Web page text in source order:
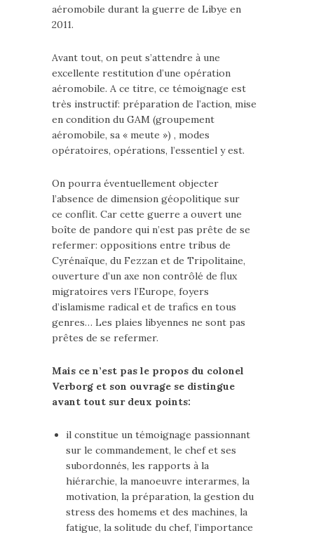
aéromobile durant la guerre de Libye en
2011.
Avant tout, on peut s’attendre à une
excellente restitution d’une opération
aéromobile. A ce titre, ce témoignage est
très instructif: préparation de l’action, mise
en condition du GAM (groupement
aéromobile, sa « meute ») , modes
opératoires, opérations, l’essentiel y est.
On pourra éventuellement objecter
l’absence de dimension géopolitique sur
ce conflit. Car cette guerre a ouvert une
boîte de pandore qui n’est pas prête de se
refermer: oppositions entre tribus de
Cyrénaïque, du Fezzan et de Tripolitaine,
ouverture d’un axe non contrôlé de flux
migratoires vers l’Europe, foyers
d’islamisme radical et de trafics en tous
genres… Les plaies libyennes ne sont pas
prêtes de se refermer.
Mais ce n’est pas le propos du colonel
Verborg et son ouvrage se distingue
avant tout sur deux points:
il constitue un témoignage passionnant
sur le commandement, le chef et ses
subordonnés, les rapports à la
hiérarchie, la manoeuvre interarmes, la
motivation, la préparation, la gestion du
stress des homems et des machines, la
fatigue, la solitude du chef, l’importance